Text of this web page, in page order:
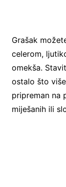
Grašak
celerom,
omekša.
ostalo što
pripreman na
miješanih ili